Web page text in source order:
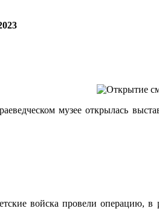
музее открылась
войска провели